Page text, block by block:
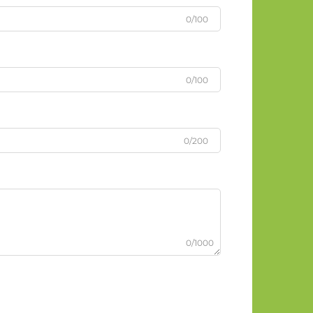
0/100
0/100
0/200
0/1000